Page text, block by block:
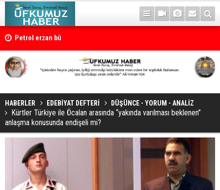
Petrol erzan bû
HABERLER EDEBİYAT DEFTERİ DÜŞÜNCE - YORUM - ANALİZ
Kürtler Türkiye ile Öcalan arasında “yakında varılması beklenen”
anlaşma konusunda endişeli mi?